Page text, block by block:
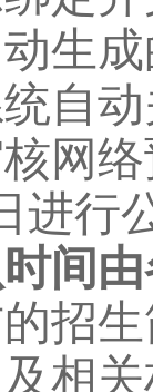
生
自
网
进行
间
招
相